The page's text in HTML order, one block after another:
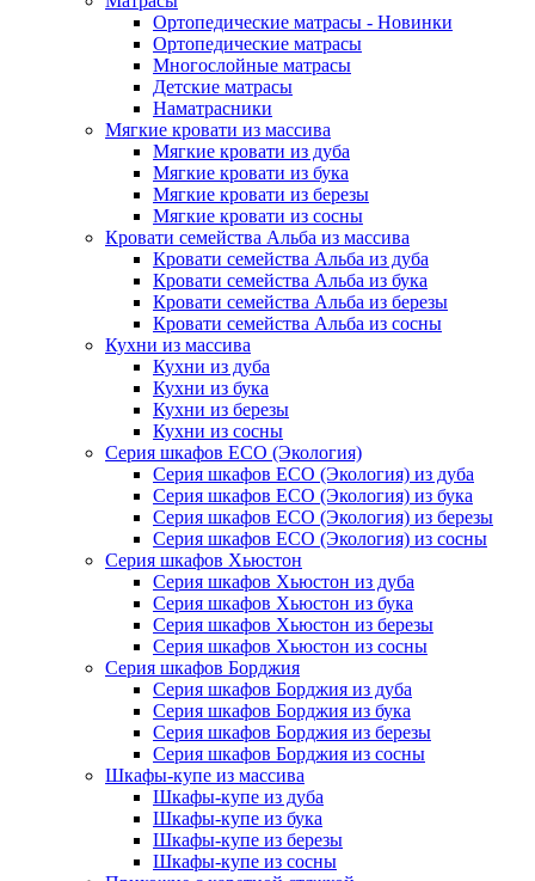
Ортопедические матрасы - Новинки
Ортопедические матрасы
Многослойные матрасы
Детские матрасы
Наматрасники
Мягкие кровати из массива
Мягкие кровати из дуба
Мягкие кровати из бука
Мягкие кровати из березы
Мягкие кровати из сосны
Кровати семейства Альба из массива
Кровати семейства Альба из дуба
Кровати семейства Альба из бука
Кровати семейства Альба из березы
Кровати семейства Альба из сосны
Кухни из массива
Кухни из дуба
Кухни из бука
Кухни из березы
Кухни из сосны
Серия шкафов ECO (Экология)
Серия шкафов ECO (Экология) из дуба
Серия шкафов ECO (Экология) из бука
Серия шкафов ECO (Экология) из березы
Серия шкафов ECO (Экология) из сосны
Серия шкафов Хьюстон
Серия шкафов Хьюстон из дуба
Серия шкафов Хьюстон из бука
Серия шкафов Хьюстон из березы
Серия шкафов Хьюстон из сосны
Серия шкафов Борджия
Серия шкафов Борджия из дуба
Серия шкафов Борджия из бука
Серия шкафов Борджия из березы
Серия шкафов Борджия из сосны
Шкафы-купе из массива
Шкафы-купе из дуба
Шкафы-купе из бука
Шкафы-купе из березы
Шкафы-купе из сосны